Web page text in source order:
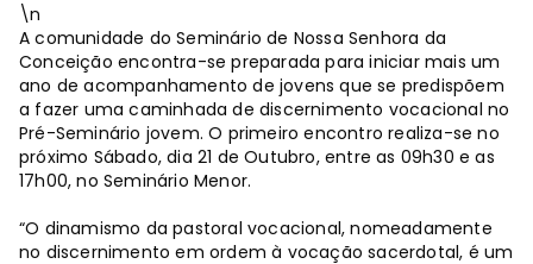
\n
A comunidade do Seminário de Nossa Senhora da
Conceição encontra-se preparada para iniciar mais um
ano de acompanhamento de jovens que se predispõem
a fazer uma caminhada de discernimento vocacional no
Pré-Seminário jovem. O primeiro encontro realiza-se no
próximo Sábado, dia 21 de Outubro, entre as 09h30 e as
17h00, no Seminário Menor.
“O dinamismo da pastoral vocacional, nomeadamente
no discernimento em ordem à vocação sacerdotal, é um